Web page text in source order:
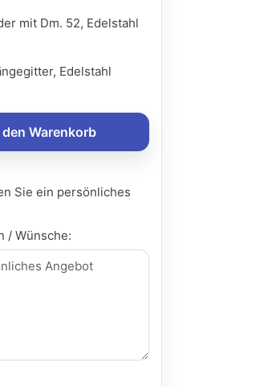
mit Dm. 52, Edelstahl
Edelstahl
den Warenkorb
Sie ein persönliches
/ Wünsche: